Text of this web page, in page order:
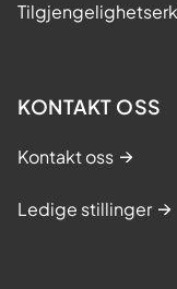
KONTAKT OSS
Kontakt oss
Ledige stillinger